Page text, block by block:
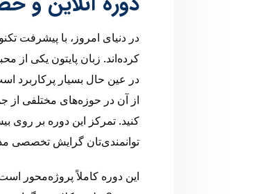
در دنیای امروز، با پیشرفت
کرده‌اند. زبان پایتون یکی
در عین حال بسیار پرکاربرد
از آن در حوزه‌های مختلفی از
کنید. تمرکز این دوره بر روی
توانمندی‌تان گرایش تخصصی
این دوره کاملاً پروژه‌محور